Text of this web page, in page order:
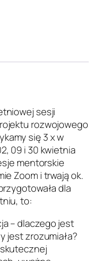
sesji
rozwojowego
się 3 x w
09 i 30 kwietnia
mentorskie
Zoom i trwają ok.
dla
to:
– dlaczego jest
jest zrozumiała?